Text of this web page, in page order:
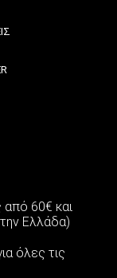
60€ και
την Ελλάδα)
όλες τις